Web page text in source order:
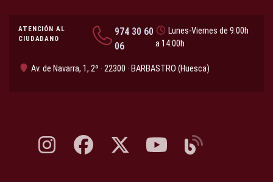
ATENCIÓN AL
CIUDADANO
974 30 60
06
Lunes-Viernes de 9:00h
a 14:00h
Av. de Navarra, 1, 2º · 22300 · BARBASTRO (Huesca)
Instagram, abre en nueva pestaña
Facebook, abre en nueva pestaña
X, antes Twitter, abre en nueva pestaña
YouTube, abre en nueva
Blog, abre en nueva